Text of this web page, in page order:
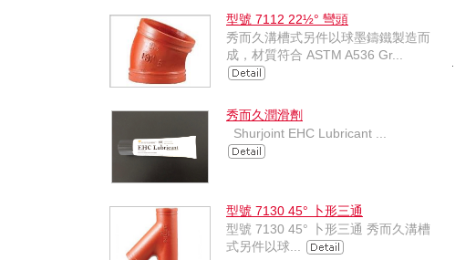
型號 7112 22½° 彎頭
秀而久溝槽式另件以球墨鑄鐵製造而
成，材質符合 ASTM A536 Gr...
秀而久潤滑劑
Shurjoint EHC Lubricant ...
型號 7130 45°​ 卜形三通
型號 7130 45°​ 卜形三通 秀而久溝槽
式另件以球...